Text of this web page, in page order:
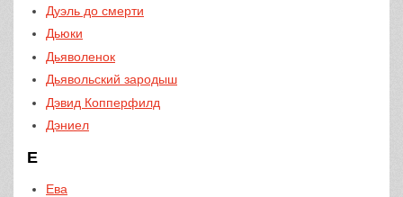
Дуэль до смерти
Дьюки
Дьяволенок
Дьявольский зародыш
Дэвид Копперфилд
Дэниел
Е
Ева